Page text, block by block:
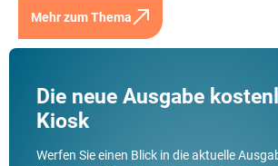
Mehr zum Thema
Die neue Ausgabe
Kiosk
Werfen Sie einen Blick in die aktuelle